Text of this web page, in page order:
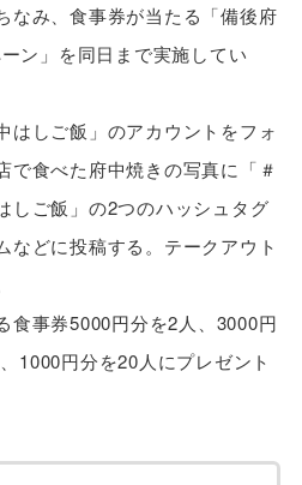
なみ、食事券が当たる「備後府
ン」を同日まで実施してい
はしご飯」のアカウントをフォ
で食べた府中焼きの写真に「＃
しご飯」の2つのハッシュタグ
などに投稿する。テークアウト
食事券5000円分を2人、3000円
1000円分を20人にプレゼント